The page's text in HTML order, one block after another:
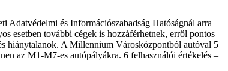
Adatvédelmi és Információszabadság Hatóságnál arra
esetben további cégek is hozzáférhetnek, erről pontos
hiánytalanok. A Millennium Városközpontból autóval 5
az M1-M7-es autópályákra. 6 felhasználói értékelés –